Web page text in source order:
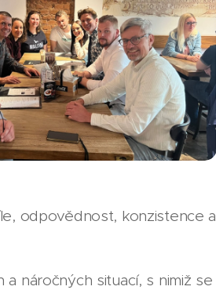
odpovědnost, konzistence a
náročných situací, s nimiž se